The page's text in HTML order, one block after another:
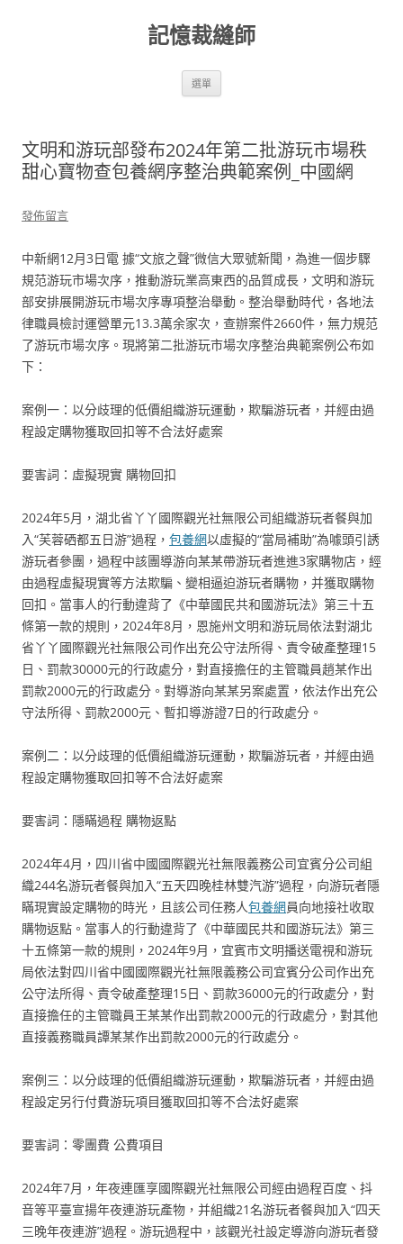
記憶裁縫師
選單
文明和游玩部發布2024年第二批游玩市場秩
甜心寶物查包養網序整治典範案例_中國網
發佈留言
中新網12月3日電 據“文旅之聲”微信大眾號新聞，為進一個步驟
規范游玩市場次序，推動游玩業高東西的品質成長，文明和游玩
部安排展開游玩市場次序專項整治舉動。整治舉動時代，各地法
律職員檢討運營單元13.3萬余家次，查辦案件2660件，無力規范
了游玩市場次序。現將第二批游玩市場次序整治典範案例公布如
下：
案例一：以分歧理的低價組織游玩運動，欺騙游玩者，并經由過
程設定購物獲取回扣等不合法好處案
要害詞：虛擬現實 購物回扣
2024年5月，湖北省丫丫國際觀光社無限公司組織游玩者餐與加
入“芙蓉硒都五日游”過程， 包養網以虛擬的“當局補助”為噱頭引誘
游玩者參團，過程中該團導游向某某帶游玩者進進3家購物店，經
由過程虛擬現實等方法欺騙、變相逼迫游玩者購物，并獲取購物
回扣。當事人的行動違背了《中華國民共和國游玩法》第三十五
條第一款的規則，2024年8月，恩施州文明和游玩局依法對湖北
省丫丫國際觀光社無限公司作出充公守法所得、責令破產整理15
日、罰款30000元的行政處分，對直接擔任的主管職員趙某作出
罰款2000元的行政處分。對導游向某某另案處置，依法作出充公
守法所得、罰款2000元、暫扣導游證7日的行政處分。
案例二：以分歧理的低價組織游玩運動，欺騙游玩者，并經由過
程設定購物獲取回扣等不合法好處案
要害詞：隱瞞過程 購物返點
2024年4月，四川省中國國際觀光社無限義務公司宜賓分公司組
織244名游玩者餐與加入“五天四晚桂林雙汽游”過程，向游玩者隱
瞞現實設定購物的時光，且該公司任務人包養網員向地接社收取
購物返點。當事人的行動違背了《中華國民共和國游玩法》第三
十五條第一款的規則，2024年9月，宜賓市文明播送電視和游玩
局依法對四川省中國國際觀光社無限義務公司宜賓分公司作出充
公守法所得、責令破產整理15日、罰款36000元的行政處分，對
直接擔任的主管職員王某某作出罰款2000元的行政處分，對其他
直接義務職員譚某某作出罰款2000元的行政處分。
案例三：以分歧理的低價組織游玩運動，欺騙游玩者，并經由過
程設定另行付費游玩項目獲取回扣等不合法好處案
要害詞：零團費 公費項目
2024年7月，年夜連匯享國際觀光社無限公司經由過程百度、抖
音等平臺宣揚年夜連游玩產物，并組織21名游玩者餐與加入“四天
三晚年夜連游”過程。游玩過程中，該觀光社設定導游向游玩者發